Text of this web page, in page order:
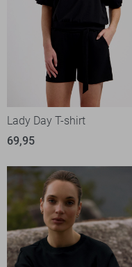
Lady Day T-shirt
69,95